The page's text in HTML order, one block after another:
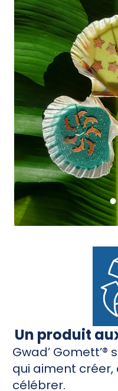
Un produit
Gwad’
qui aiment
célébrer.